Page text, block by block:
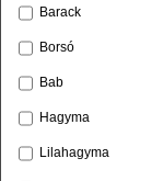
Barack
Borsó
Bab
Hagyma
Lilahagyma